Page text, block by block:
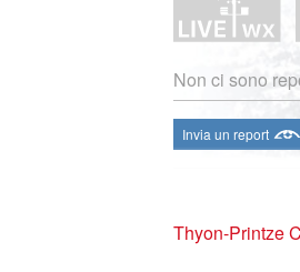
Non ci sono
Invia un report
Thyon-Printze